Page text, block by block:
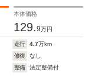
本体価格
129.9万円
走行 4.7万km
修復
なし
整備
法定整備付